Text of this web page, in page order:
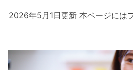
2026年5月1日更新 本ページには